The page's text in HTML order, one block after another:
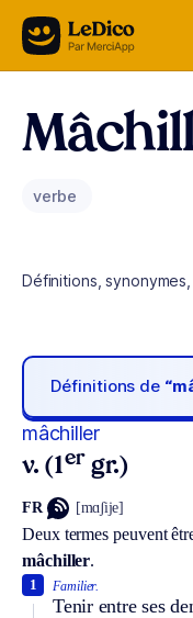
Aller au contenu
verbe
Définitions,
Définitions de
mâchiller
v. (1er gr.)
FR [mɑʃije]
Deux termes peuvent
mâchiller.
Familier.
Tenir entre ses
1